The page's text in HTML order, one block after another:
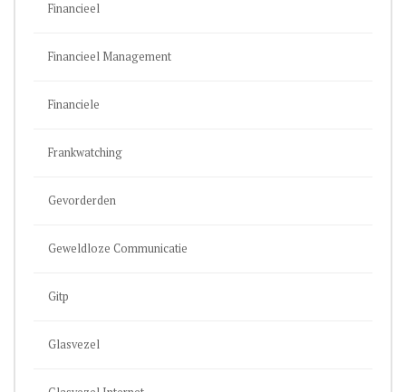
Financieel
Financieel Management
Financiele
Frankwatching
Gevorderden
Geweldloze Communicatie
Gitp
Glasvezel